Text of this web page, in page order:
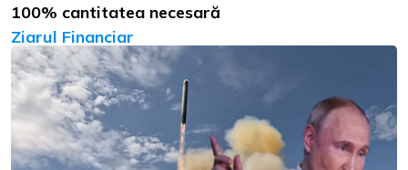
100% cantitatea necesară
Ziarul Financiar